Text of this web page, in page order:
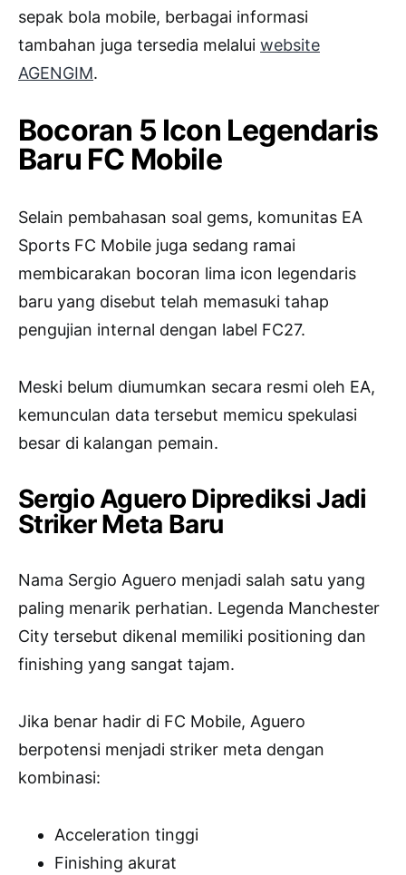
sepak bola mobile, berbagai informasi
tambahan juga tersedia melalui website
AGENGIM.
Bocoran 5 Icon Legendaris
Baru FC Mobile
Selain pembahasan soal gems, komunitas EA
Sports FC Mobile juga sedang ramai
membicarakan bocoran lima icon legendaris
baru yang disebut telah memasuki tahap
pengujian internal dengan label FC27.
Meski belum diumumkan secara resmi oleh EA,
kemunculan data tersebut memicu spekulasi
besar di kalangan pemain.
Sergio Aguero Diprediksi Jadi
Striker Meta Baru
Nama Sergio Aguero menjadi salah satu yang
paling menarik perhatian. Legenda Manchester
City tersebut dikenal memiliki positioning dan
finishing yang sangat tajam.
Jika benar hadir di FC Mobile, Aguero
berpotensi menjadi striker meta dengan
kombinasi:
Acceleration tinggi
Finishing akurat